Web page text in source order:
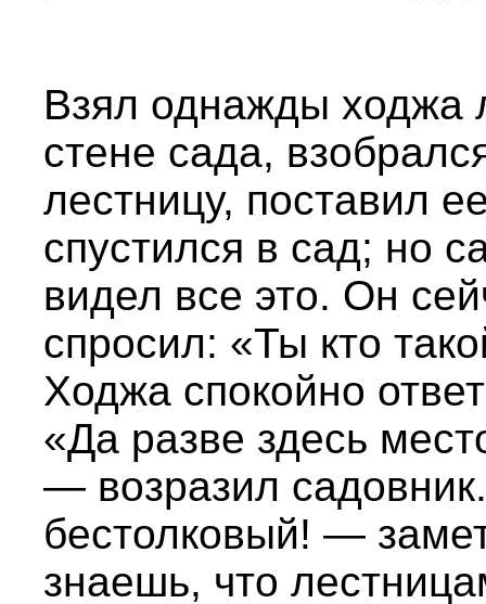
Взял однажды ходжа
стене сада,
лестницу, поставил
спустился в сад; но
видел все это. Он
спросил: «Ты кто
Ходжа спокойно
«Да разве здесь
— возразил
бестолковый! —
знаешь, что